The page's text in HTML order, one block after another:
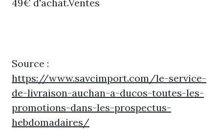
49€ d'achat.Ventes
Source :
https://www.savcimport.com/le-service-
de-livraison-auchan-a-ducos-toutes-les-
promotions-dans-les-prospectus-
hebdomadaires/